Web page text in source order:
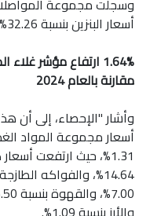
أسعار البنزين بنسبة 32.26%، وأسعار الديزل بنسبة 30.48%.
مقارنة بالعام 2024
وأشار "الإحصاء، إلى أن
أسعار مجموعة المواد
1.31%، حيث ارتفعت